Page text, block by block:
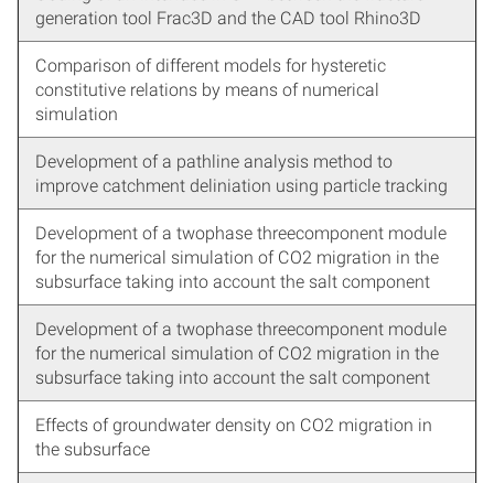
generation tool Frac3D and the CAD tool Rhino3D
Comparison of different models for hysteretic
constitutive relations by means of numerical
simulation
Development of a pathline analysis method to
improve catchment deliniation using particle tracking
Development of a twophase threecomponent module
for the numerical simulation of CO2 migration in the
subsurface taking into account the salt component
Development of a twophase threecomponent module
for the numerical simulation of CO2 migration in the
subsurface taking into account the salt component
Effects of groundwater density on CO2 migration in
the subsurface